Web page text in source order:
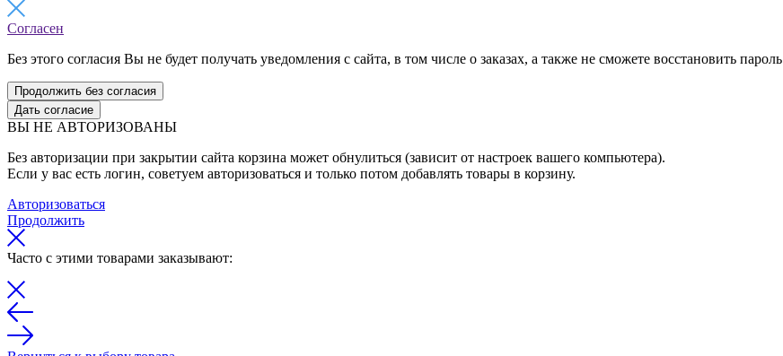
Согласен
Без этого согласия Вы не будет получать уведомления с сайта, в том числе о заказах, а также не сможете восстановить пароль
Продолжить без согласия
Дать согласие
ВЫ НЕ АВТОРИЗОВАНЫ
Без авторизации при закрытии сайта корзина может обнулиться (зависит от настроек вашего компьютера).
Если у вас есть логин, советуем авторизоваться и только потом добавлять товары в корзину.
Авторизоваться
Продолжить
Часто с этими товарами заказывают: